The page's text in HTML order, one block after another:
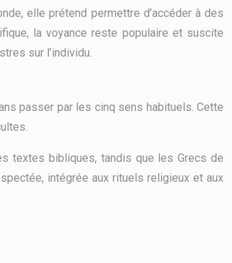
elle prétend permettre d’accéder à des
la voyance reste populaire et suscite
sur l’individu.
passer par les cinq sens habituels. Cette
textes bibliques, tandis que les Grecs de
intégrée aux rituels religieux et aux